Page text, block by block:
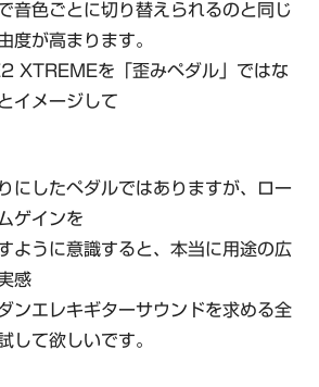
音色ごとに切り替えられるのと同じ
度が高まります。
XTREMEを「歪みペダル」ではな
イメージして
にしたペダルではありますが、ロー
ゲインを
ように意識すると、本当に用途の広
感
ンエレキギターサウンドを求める全
して欲しいです。